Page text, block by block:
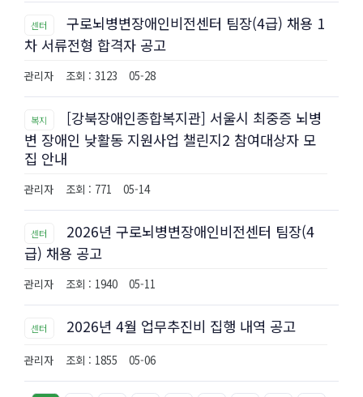
센터
구로뇌병변장애인비전센터 팀장(4급) 채용 1
차 서류전형 합격자 공고
관리자 조회 : 3123 05-28
복지
[강북장애인종합복지관] 서울시 최중증 뇌병
변 장애인 낮활동 지원사업 챌린지2 참여대상자 모
집 안내
관리자 조회 : 771 05-14
센터
2026년 구로뇌병변장애인비전센터 팀장(4
급) 채용 공고
관리자 조회 : 1940 05-11
센터 2026년 4월 업무추진비 집행 내역 공고
관리자 조회 : 1855 05-06